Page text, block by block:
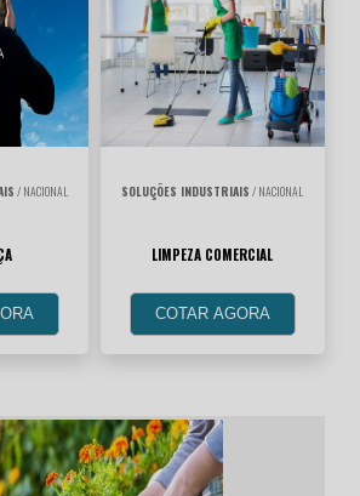
/ NACIONAL SOLUÇÕES INDUSTRIAIS / NACIONAL
LIMPEZA COMERCIAL
COTAR AGORA